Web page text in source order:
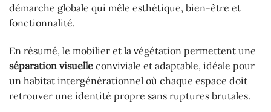
démarche globale qui mêle esthétique, bien-être et
fonctionnalité.
En résumé, le mobilier et la végétation permettent une
séparation visuelle conviviale et adaptable, idéale pour
un habitat intergénérationnel où chaque espace doit
retrouver une identité propre sans ruptures brutales.